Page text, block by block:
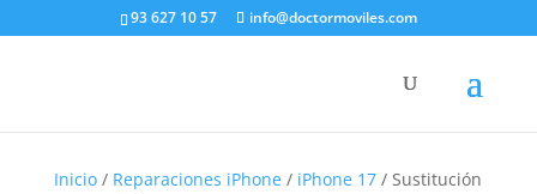
93 627 10 57 info@doctormoviles.com
Inicio/ Reparaciones iPhone/ iPhone 17/ Sustitución